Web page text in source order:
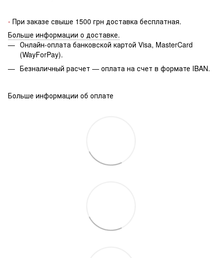
• При заказе свыше 1500 грн доставка бесплатная.
Больше информации о доставке.
Онлайн-оплата банковской картой Visa, MasterCard
(WayForPay).
Безналичный расчет — оплата на счет в формате IBAN.
Больше информации об оплате